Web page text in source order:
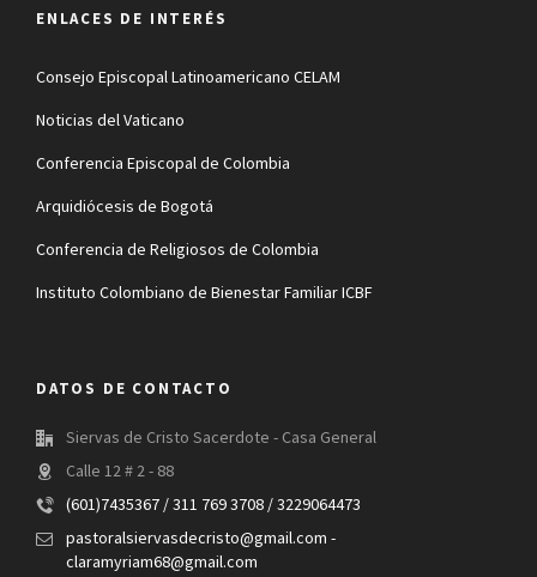
ENLACES DE INTERÉS
Consejo Episcopal Latinoamericano CELAM
Noticias del Vaticano
Conferencia Episcopal de Colombia
Arquidiócesis de Bogotá
Conferencia de Religiosos de Colombia
Instituto Colombiano de Bienestar Familiar ICBF
DATOS DE CONTACTO
Siervas de Cristo Sacerdote - Casa General
Calle 12 # 2 - 88
(601)7435367 / 311 769 3708 / 3229064473
pastoralsiervasdecristo@gmail.com -
claramyriam68@gmail.com